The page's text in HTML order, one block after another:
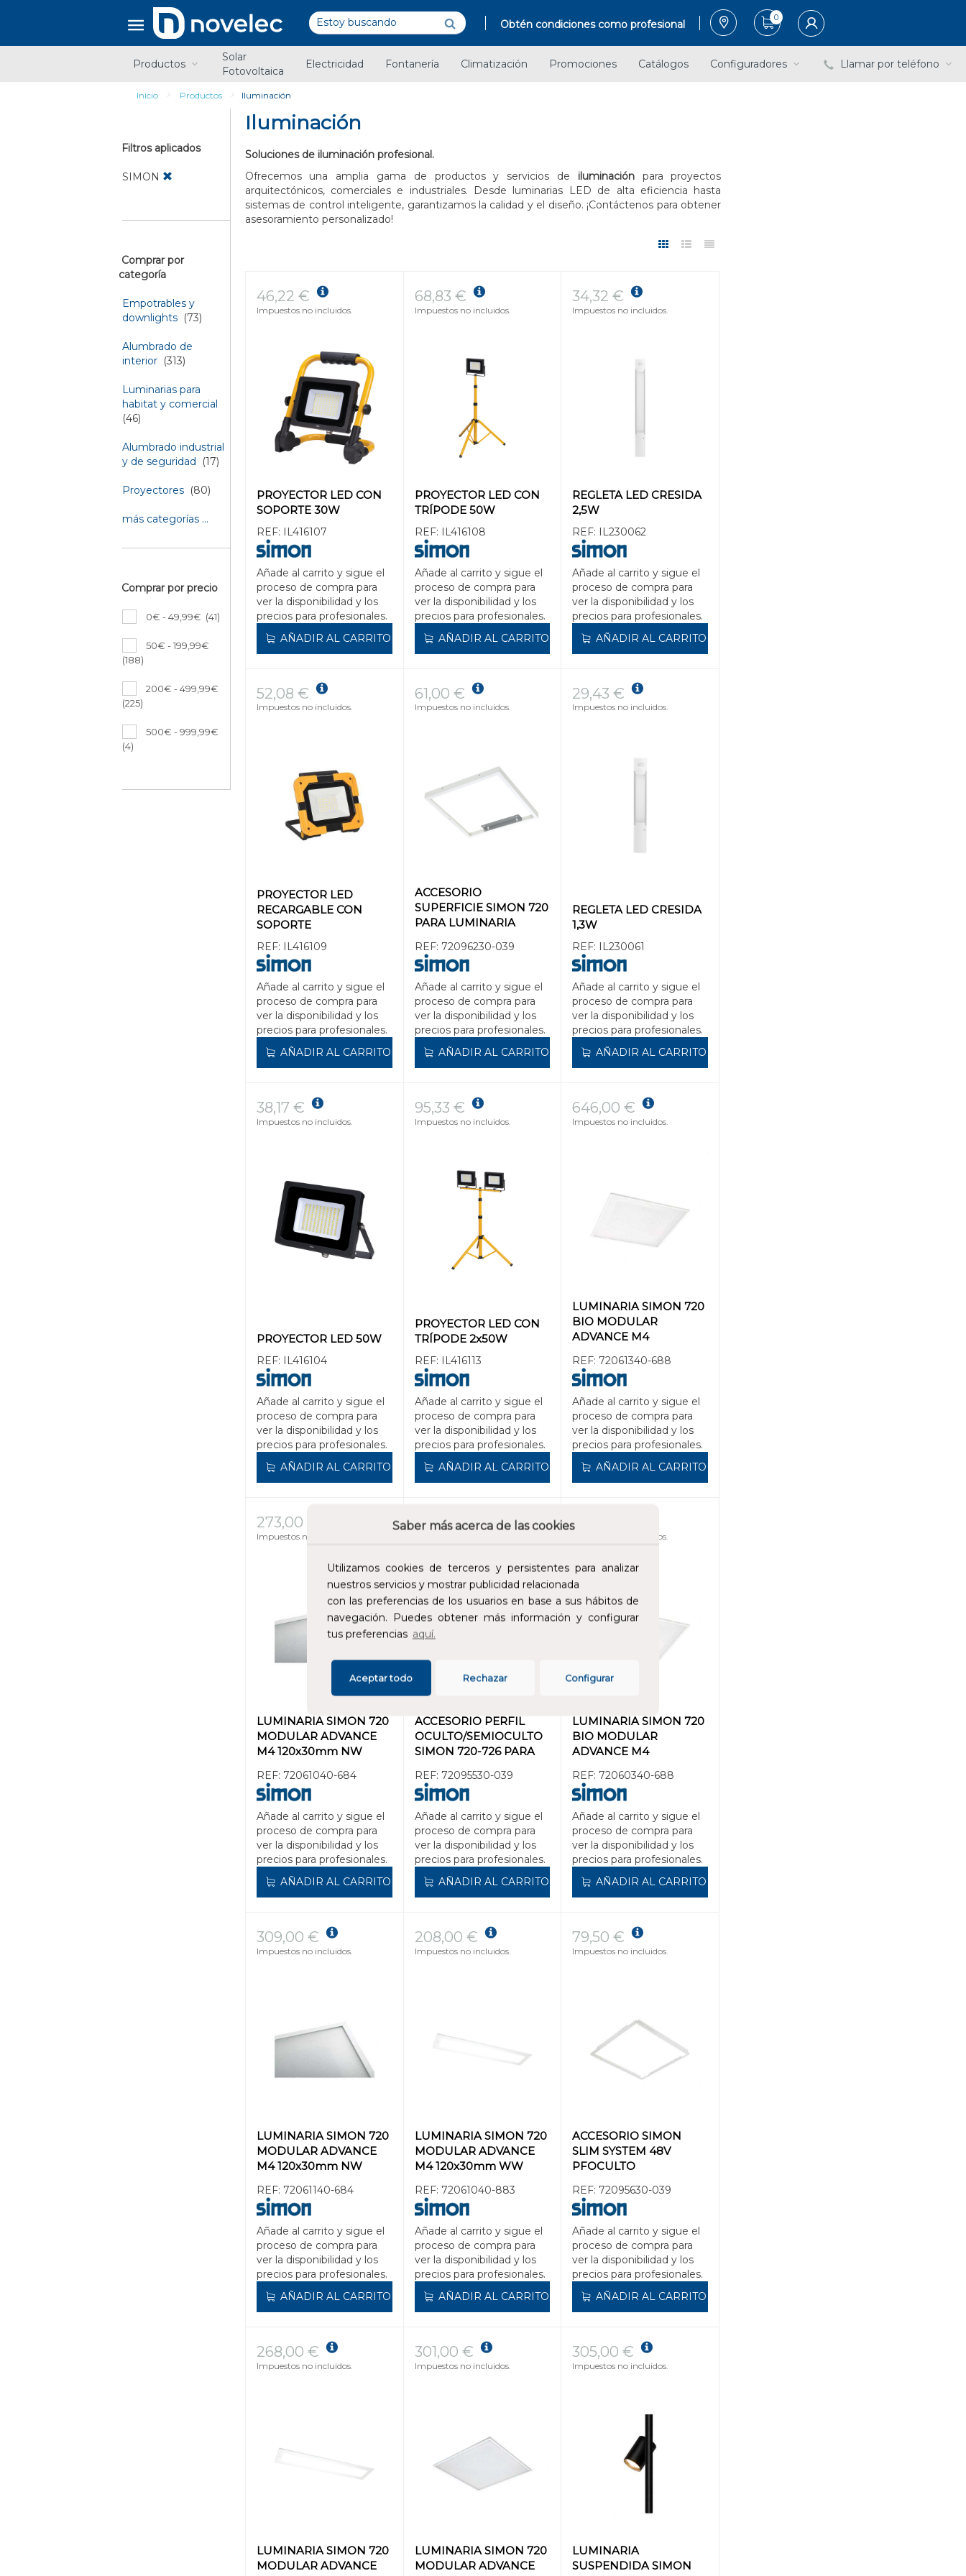
Saber más acerca de las cookies
Utilizamos cookies de terceros y persistentes para analizar
nuestros servicios y mostrar publicidad relacionada
con las preferencias de los usuarios en base a sus hábitos de
navegación. Puedes obtener más información y configurar
tus preferencias aquí.
Configurar
Rechazar
Aceptar todo
de
Obtén condiciones como profesional
0
Productos
Solar
Fotovoltaica
Electricidad Fontanería Climatización Promociones Catálogos Configuradores Llamar por teléfono
Inicio Productos Iluminación
Filtros aplicados
SIMON
Comprar por
categoría
Empotrables y
downlights (73)
Alumbrado de
interior (313)
Luminarias para
habitat y comercial
(46)
Alumbrado industrial
y de seguridad
(17)
Proyectores (80)
más categorías ...
Comprar por precio
0€ - 49,99€ (41)
50€ - 199,99€
(188)
200€ - 499,99€
(225)
500€ - 999,99€
(4)
Iluminación
Soluciones de iluminación profesional.
Ofrecemos una amplia gama de productos y servicios de iluminaciónpara proyectos
arquitectónicos, comerciales e industriales. Desde luminarias LED de alta eficiencia hasta
sistemas de control inteligente, garantizamos la calidad y el diseño. ¡Contáctenos para obtener
asesoramiento personalizado!
PROYECTOR LED CON
SOPORTE 30W
REF: IL416107
Añade al carrito y sigue el
proceso de compra para
ver la disponibilidad y los
precios para profesionales.
46,22 €
Impuestos no incluidos.
AÑADIR AL CARRITO
PROYECTOR LED CON
TRÍPODE 50W
REF: IL416108
Añade al carrito y sigue el
proceso de compra para
ver la disponibilidad y los
precios para profesionales.
68,83 €
Impuestos no incluidos.
AÑADIR AL CARRITO
REGLETA LED CRESIDA
2,5W
REF: IL230062
Añade al carrito y sigue el
proceso de compra para
ver la disponibilidad y los
precios para profesionales.
34,32 €
Impuestos no incluidos.
AÑADIR AL CARRITO
PROYECTOR LED
RECARGABLE CON
SOPORTE
REF: IL416109
Añade al carrito y sigue el
proceso de compra para
ver la disponibilidad y los
precios para profesionales.
52,08 €
Impuestos no incluidos.
AÑADIR AL CARRITO
ACCESORIO
SUPERFICIE SIMON 720
PARA LUMINARIA
REF: 72096230-039
Añade al carrito y sigue el
proceso de compra para
ver la disponibilidad y los
precios para profesionales.
61,00 €
Impuestos no incluidos.
AÑADIR AL CARRITO
REGLETA LED CRESIDA
1,3W
REF: IL230061
Añade al carrito y sigue el
proceso de compra para
ver la disponibilidad y los
precios para profesionales.
29,43 €
Impuestos no incluidos.
AÑADIR AL CARRITO
PROYECTOR LED 50W
REF: IL416104
Añade al carrito y sigue el
proceso de compra para
ver la disponibilidad y los
precios para profesionales.
38,17 €
Impuestos no incluidos.
AÑADIR AL CARRITO
PROYECTOR LED CON
TRÍPODE 2x50W
REF: IL416113
Añade al carrito y sigue el
proceso de compra para
ver la disponibilidad y los
precios para profesionales.
95,33 €
Impuestos no incluidos.
AÑADIR AL CARRITO
LUMINARIA SIMON 720
BIO MODULAR
ADVANCE M4
BIO DALI DT8
REF: 72061340-688
Añade al carrito y sigue el
proceso de compra para
ver la disponibilidad y los
precios para profesionales.
646,00 €
Impuestos no incluidos.
AÑADIR AL CARRITO
LUMINARIA SIMON 720
MODULAR ADVANCE
M4 120x30mm NW
BLANCO
REF: 72061040-684
Añade al carrito y sigue el
proceso de compra para
ver la disponibilidad y los
precios para profesionales.
273,00 €
Impuestos no incluidos.
AÑADIR AL CARRITO
ACCESORIO PERFIL
OCULTO/SEMIOCULTO
SIMON 720-726 PARA
REF: 72095530-039
Añade al carrito y sigue el
proceso de compra para
ver la disponibilidad y los
precios para profesionales.
44,00 €
AÑADIR AL CARRITO
LUMINARIA SIMON 720
BIO MODULAR
ADVANCE M4
BIO DALI DT8
REF: 72060340-688
Añade al carrito y sigue el
proceso de compra para
ver la disponibilidad y los
precios para profesionales.
627,00 €
Impuestos no incluidos.
AÑADIR AL CARRITO
LUMINARIA SIMON 720
MODULAR ADVANCE
M4 120x30mm NW
BLANCO
REF: 72061140-684
Añade al carrito y sigue el
proceso de compra para
ver la disponibilidad y los
precios para profesionales.
309,00 €
Impuestos no incluidos.
AÑADIR AL CARRITO
LUMINARIA SIMON 720
MODULAR ADVANCE
M4 120x30mm WW
REF: 72061040-883
Añade al carrito y sigue el
proceso de compra para
ver la disponibilidad y los
precios para profesionales.
208,00 €
Impuestos no incluidos.
AÑADIR AL CARRITO
ACCESORIO SIMON
SLIM SYSTEM 48V
PFOCULTO
60x60mm BL
REF: 72095630-039
Añade al carrito y sigue el
proceso de compra para
ver la disponibilidad y los
precios para profesionales.
79,50 €
Impuestos no incluidos.
AÑADIR AL CARRITO
LUMINARIA SIMON 720
MODULAR ADVANCE
268,00 €
Impuestos no incluidos.
LUMINARIA SIMON 720
MODULAR ADVANCE
301,00 €
Impuestos no incluidos.
LUMINARIA
SUSPENDIDA SIMON
305,00 €
Impuestos no incluidos.